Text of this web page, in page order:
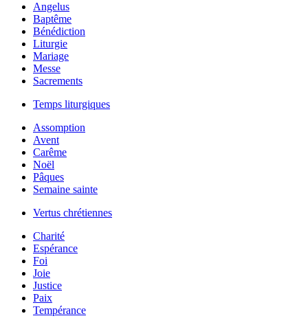
Angelus
Baptême
Bénédiction
Liturgie
Mariage
Messe
Sacrements
Temps liturgiques
Assomption
Avent
Carême
Noël
Pâques
Semaine sainte
Vertus chrétiennes
Charité
Espérance
Foi
Joie
Justice
Paix
Tempérance